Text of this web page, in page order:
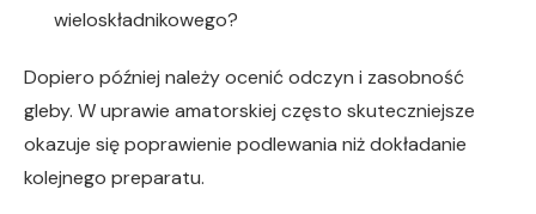
wieloskładnikowego?
Dopiero później należy ocenić odczyn i zasobność
gleby. W uprawie amatorskiej często skuteczniejsze
okazuje się poprawienie podlewania niż dokładanie
kolejnego preparatu.